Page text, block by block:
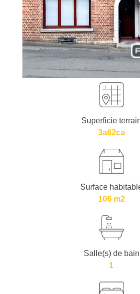
Superficie
3a62ca
Surface
106 m2
Salle(s) de bain
1